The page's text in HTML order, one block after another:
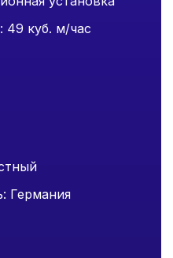
49 куб. м/час
Германия